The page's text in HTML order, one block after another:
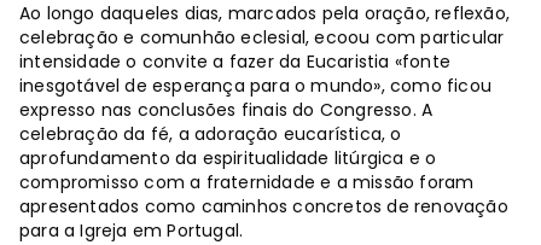
Ao longo daqueles dias, marcados pela oração, reflexão,
celebração e comunhão eclesial, ecoou com particular
intensidade o convite a fazer da Eucaristia «fonte
inesgotável de esperança para o mundo», como ficou
expresso nas conclusões finais do Congresso. A
celebração da fé, a adoração eucarística, o
aprofundamento da espiritualidade litúrgica e o
compromisso com a fraternidade e a missão foram
apresentados como caminhos concretos de renovação
para a Igreja em Portugal.